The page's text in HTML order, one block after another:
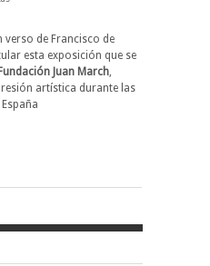
verso de Francisco de
esta exposición que se
Juan March
artística durante las